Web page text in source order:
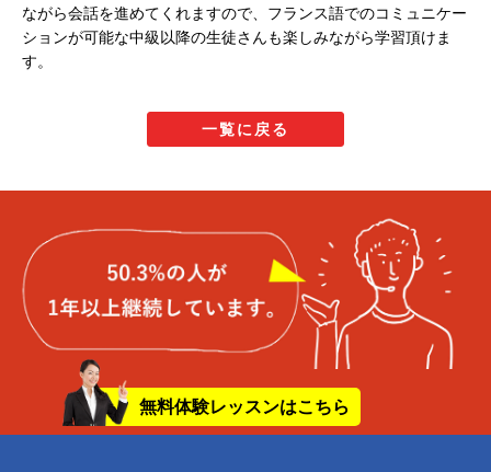
ながら会話を進めてくれますので、フランス語でのコミュニケー
ションが可能な中級以降の生徒さんも楽しみながら学習頂けま
す。
一覧に戻る
無料体験レッスンはこちら